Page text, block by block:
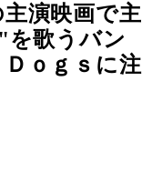
演映画で主
歌うバン
ｏｇｓに注